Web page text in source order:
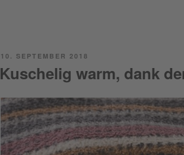
POSTED
10. SEPTEMBER 2018
Kuschelig warm, dank